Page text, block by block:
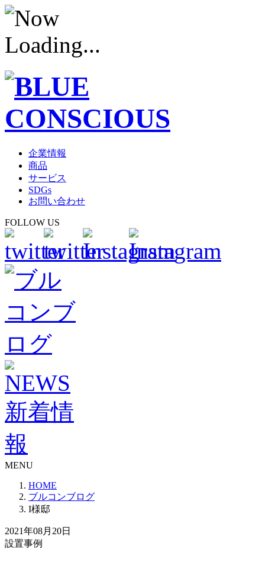
企業情報
商品
サービス
SDGs
お問い合わせ
FOLLOW US
MENU
HOME
ブルコンブログ
I様邸
2021年08月20日
設置事例